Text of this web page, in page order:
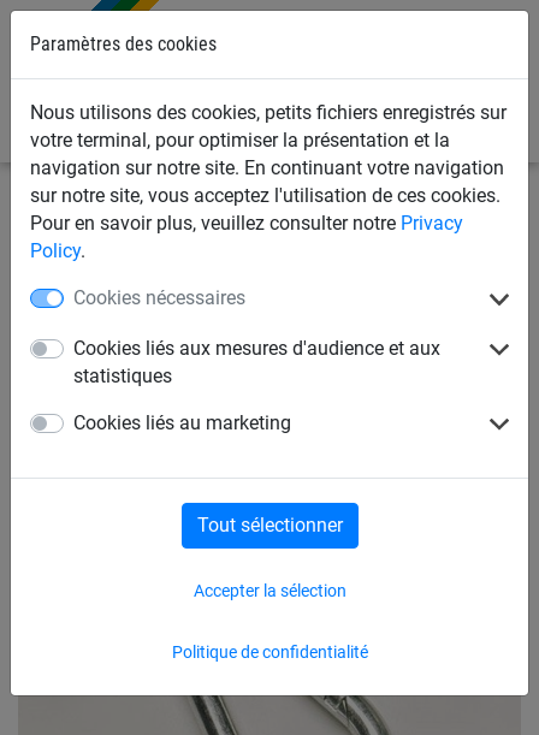
Paramètres des cookies
Nous utilisons des cookies, petits fichiers enregistrés sur
votre terminal, pour optimiser la présentation et la
navigation sur notre site. En continuant votre navigation
sur notre site, vous acceptez l'utilisation de ces cookies.
Pour en savoir plus, veuillez consulter notre Privacy
Policy.
Cookies nécessaires
Cookies liés aux mesures d'audience et aux
statistiques
Cookies liés au marketing
Politique de confidentialité
Accepter la sélection
Tout sélectionner
Filets de maison & jardin Toile d'ombrage Accessoires
Mousqueton 6mm x 60mm